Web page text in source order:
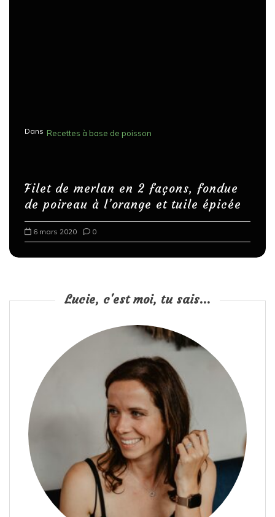
Dans Recettes à base de poisson
Filet de merlan en 2 façons, fondue
de poireau à l’orange et tuile épicée
6 mars 2020 0
Lucie, c'est moi, tu sais...